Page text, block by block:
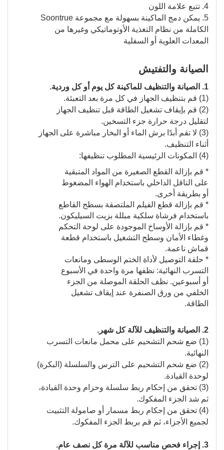
4. تتبع علامة اللون
5. يمكن دمج الماكينة بسهولة مع مجموعة Soontrue
الكاملة من نظام التغذية الأوتوماتيكي وغيرها من
المعدات العلوية أو السفلية
الصيانة والتفتيش
1. الصيانة والتنظيف للماكينة كل يوم أو كل وردية.
(1) قم بتنظيف الجهاز في كل مرة بعد التعبئة.
(2) قم بإيقاف تشغيل الطاقة قبل تنظيف الجهاز
لتقليل درجة حرارة جزء التسخين.
(3) لا تقم أبدًا برش الماء أو البخار مباشرة على الجهاز
أثناء التنظيف.
(4) المكونات الرئيسية المطلوب تنظيفها:
* قم بإزالة القطع الصغيرة من المواد المتبقية
على الناقل الداخلي باستخدام الهواء المضغوط
أو بطريقة أخرى.
* قم بإزالة قطع الفيلم الملتصقة بسطح القاطع
باستخدام فرشاة سلكية مبللة بزيت السيليكون.
* قم بإزالة الأوساخ الموجودة على لوحة التحكم
وغطاء الأمان وسطح التشغيل باستخدام قطعة
قماش ناعمة.
* حلقة التوصيل لأداة الختم الوسطى ومانعات
التسرب النهائية: نظفها مرة واحدة في الأسبوع
أو أسبوعين. نظف الحلقة الموصلة من الجزء
الخلفي من ورق الصنفرة عند إيقاف تشغيل
الطاقة.
2. الصيانة والتنظيف للآلة كل شهر.
(1) ضع شحم التشحيم على محمل مانعات التسرب
النهائية.
(2) ضع شحم التشحيم على الترس والسلسلة (البكرة)
لوحدة القيادة.
(3) تحقق من إحكام ربط سلسلة وحزام وحدة القيادة،
ثم شد الجزء المفكوك.
(4) تحقق من إحكام ربط مسمار أو صامولة التثبيت
لجميع الأجزاء، ثم قم بربط الجزء المفكوك.
3. إجراء فحص مناسب للآلة مرة كل نصف عام.